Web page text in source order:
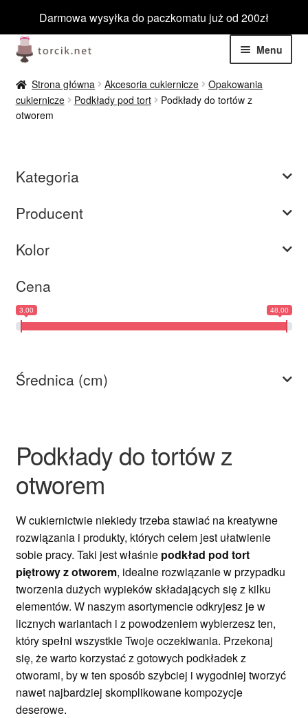
Darmowa wysyłka do paczkomatu już od 200zł
Przejdź
do
nawigacji
Przejdź
do
treści
Menu
Jadalne
Niejadalne
menu
menu
Nowości
Strona główna Akcesoria cukiernicze
Opakowania
cukiernicze
Podkłady pod tort
Podkłady do tortów z
otworem
Podkłady do tortów z
otworem
W cukiernictwie niekiedy trzeba stawiać na kreatywne
rozwiązania i produkty, których celem jest ułatwienie
sobie pracy. Taki jest właśnie podkład pod tort
piętrowy z otworem, idealne rozwiązanie w przypadku
tworzenia dużych wypieków składających się z kilku
elementów. W naszym asortymencie odkryjesz je w
licznych wariantach i z powodzeniem wybierzesz ten,
który spełni wszystkie Twoje oczekiwania. Przekonaj
się, że warto korzystać z gotowych podkładek z
otworami, by w ten sposób szybciej i wygodniej tworzyć
nawet najbardziej skomplikowane kompozycje
deserowe.
Kategoria
Producent
Kolor
Cena
3.00 48.00
Średnica (cm)